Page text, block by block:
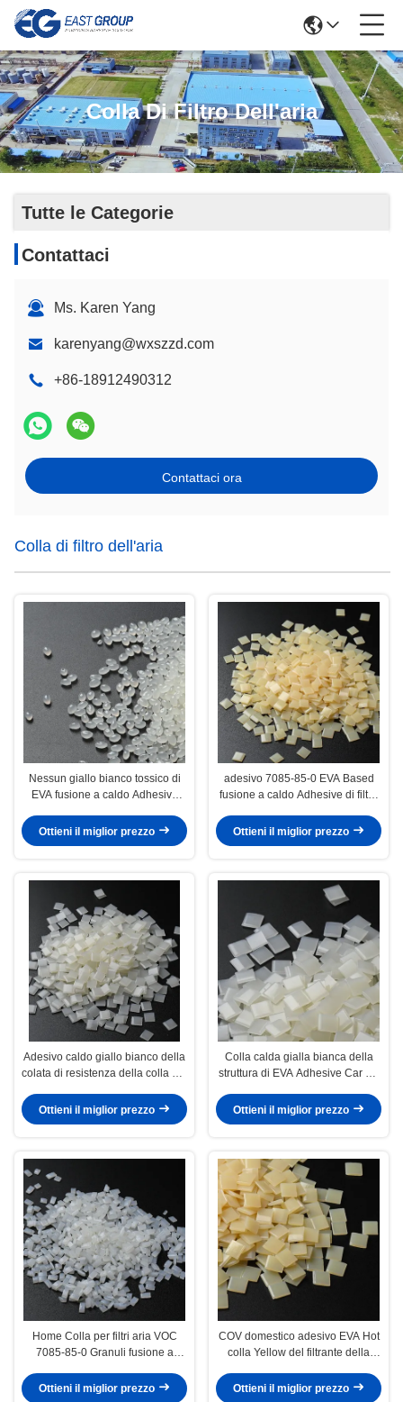
Colla Di Filtro Dell'aria
Tutte le Categorie
Contattaci
Ms. Karen Yang
karenyang@wxszzd.com
+86-18912490312
Contattaci ora
Colla di filtro dell'aria
Nessun giallo bianco tossico di
EVA fusione a caldo Adhesive
Ottieni il miglior prezzo
adesivo 7085-85-0 EVA Based
fusione a caldo Adhesive di filtro
Ottieni il miglior prezzo
Adesivo caldo giallo bianco della
colata di resistenza della colla UV
Ottieni il miglior prezzo
Colla calda gialla bianca della
struttura di EVA Adhesive Car Air
Ottieni il miglior prezzo
Home Colla per filtri aria VOC
7085-85-0 Granuli fusione a
Ottieni il miglior prezzo
COV domestico adesivo EVA Hot
colla Yellow del filtrante della
Ottieni il miglior prezzo